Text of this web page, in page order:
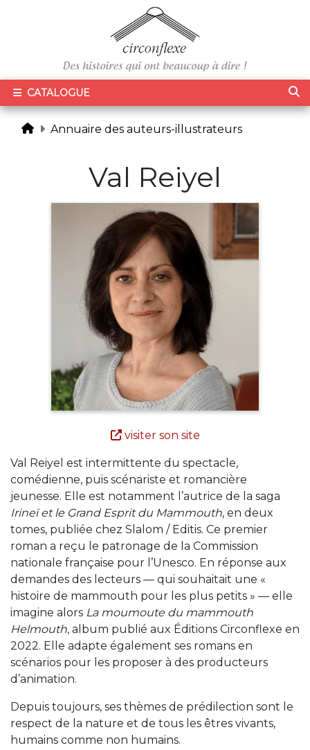
CATALOGUE
Annuaire des auteurs-illustrateurs
Val Reiyel
visiter son site
Val Reiyel est intermittente du spectacle,
comédienne, puis scénariste et romancière
jeunesse. Elle est notamment l’autrice de la saga
Irineï et le Grand Esprit du Mammouth, en deux
tomes, publiée chez Slalom / Editis. Ce premier
roman a reçu le patronage de la Commission
nationale française pour l’Unesco. En réponse aux
demandes des lecteurs — qui souhaitait une «
histoire de mammouth pour les plus petits » — elle
imagine alors La moumoute du mammouth
Helmouth, album publié aux Éditions Circonflexe en
2022. Elle adapte également ses romans en
scénarios pour les proposer à des producteurs
d’animation.
Depuis toujours, ses thèmes de prédilection sont le
respect de la nature et de tous les êtres vivants,
humains comme non humains.